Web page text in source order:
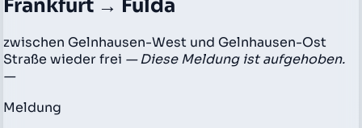
Frankfurt → Fulda
zwischen Gelnhausen-West und Gelnhausen-Ost
Straße wieder frei — Diese Meldung ist aufgehoben.
—
Meldung